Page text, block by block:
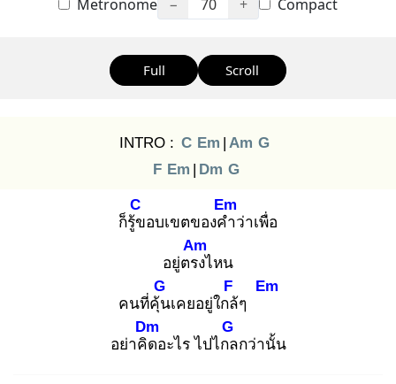
Metronome − 70 + Compact
Full Scroll
INTRO : C Em | Am G
F Em | Dm G
ก็รู้ข
C
อบเขตของคำ
Em
ว่าเพื่อ
อยู่ตรง
Am
ไหน
คนที่คุ้น
G
เคยอยู่ใกล้
F
ๆ
Em
อย่าคิด
Dm
อะไร ไปไกล
G
กว่านั้น